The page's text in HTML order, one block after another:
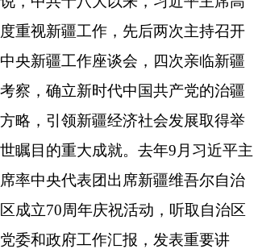
度重视新疆工作，先后两次主持召开
中央新疆工作座谈会，四次亲临新疆
考察，确立新时代中国共产党的治疆
方略，引领新疆经济社会发展取得举
世瞩目的重大成就。去年9月习近平主
席率中央代表团出席新疆维吾尔自治
区成立70周年庆祝活动，听取自治区
党委和政府工作汇报，发表重要讲